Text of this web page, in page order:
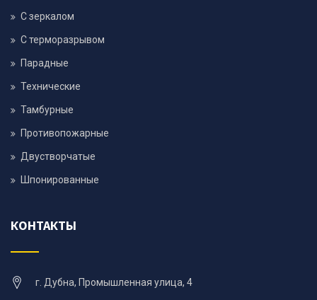
С зеркалом
С терморазрывом
Парадные
Технические
Тамбурные
Противопожарные
Двустворчатые
Шпонированные
КОНТАКТЫ
г. Дубна, Промышленная улица, 4